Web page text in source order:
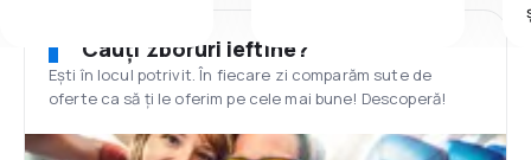
Cauți zboruri ieftine?
Ești în locul potrivit. În fiecare zi comparăm sute de
oferte ca să ți le oferim pe cele mai bune! Descoperă!